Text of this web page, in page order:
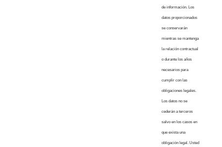
de información. Los
datos proporcionados
se conservarán
mientras se mantenga
la relación contractual
o durante los años
necesarios para
cumplir con las
obligaciones legales.
Los datos no se
cederán a terceros
salvo en los casos en
que exista una
obligación legal. Usted